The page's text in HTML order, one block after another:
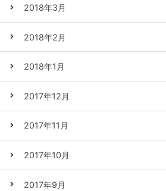
2018年3月
2018年2月
2018年1月
2017年12月
2017年11月
2017年10月
2017年9月